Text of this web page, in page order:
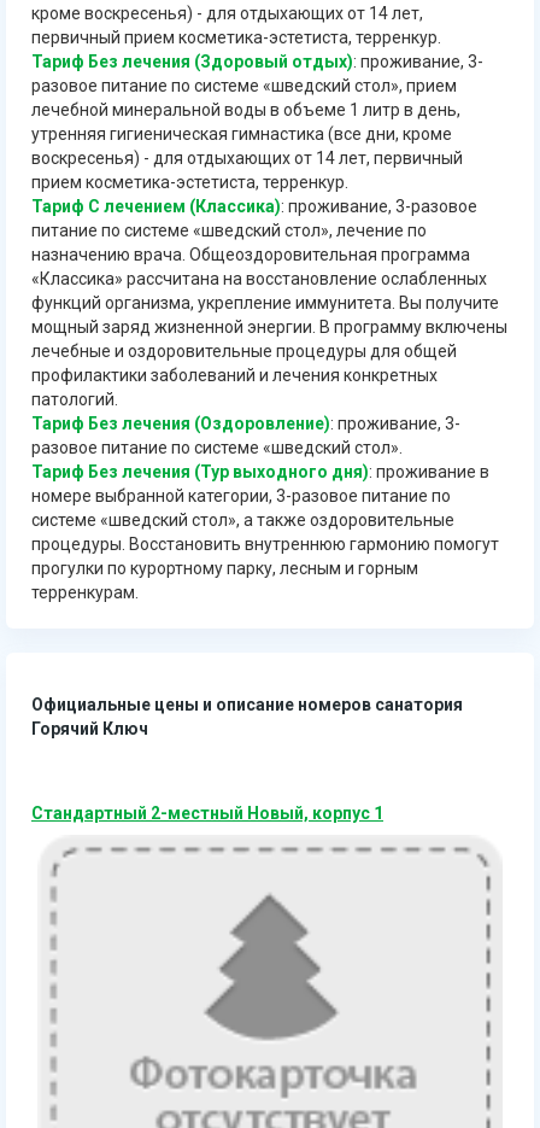
кроме воскресенья) - для отдыхающих от 14 лет,
первичный прием косметика-эстетиста, терренкур.
Тариф Без лечения (Здоровый отдых): проживание, 3-
разовое питание по системе «шведский стол», прием
лечебной минеральной воды в объеме 1 литр в день,
утренняя гигиеническая гимнастика (все дни, кроме
воскресенья) - для отдыхающих от 14 лет, первичный
прием косметика-эстетиста, терренкур.
Тариф С лечением (Классика): проживание, 3-разовое
питание по системе «шведский стол», лечение по
назначению врача. Общеоздоровительная программа
«Классика» рассчитана на восстановление ослабленных
функций организма, укрепление иммунитета. Вы получите
мощный заряд жизненной энергии. В программу включены
лечебные и оздоровительные процедуры для общей
профилактики заболеваний и лечения конкретных
патологий.
Тариф Без лечения (Оздоровление): проживание, 3-
разовое питание по системе «шведский стол».
Тариф Без лечения (Тур выходного дня): проживание в
номере выбранной категории, 3-разовое питание по
системе «шведский стол», а также оздоровительные
процедуры. Восстановить внутреннюю гармонию помогут
прогулки по курортному парку, лесным и горным
терренкурам.
Официальные цены и описание номеров санатория
Горячий Ключ
Стандартный 2-местный Новый, корпус 1